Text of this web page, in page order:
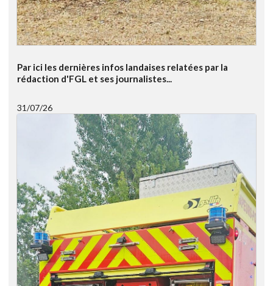
Par ici les dernières infos landaises relatées par la
rédaction d'FGL et ses journalistes...
31/07/26